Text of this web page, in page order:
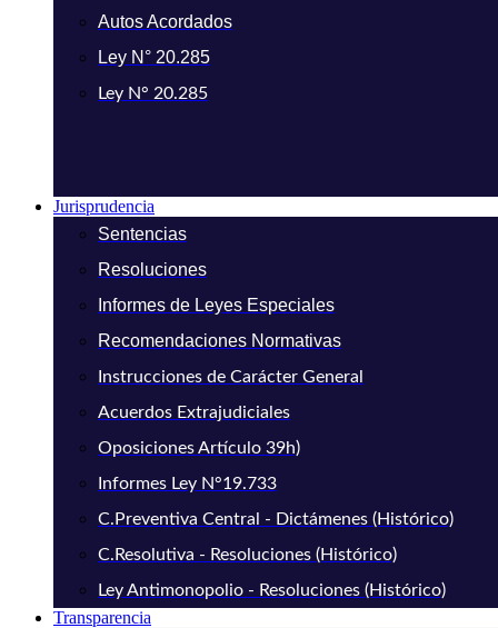
Autos Acordados
Ley N° 20.285
Ley N° 20.285
Jurisprudencia
Sentencias
Resoluciones
Informes de Leyes Especiales
Recomendaciones Normativas
Instrucciones de Carácter General
Acuerdos Extrajudiciales
Oposiciones Artículo 39h)
Informes Ley N°19.733
C.Preventiva Central - Dictámenes (Histórico)
C.Resolutiva - Resoluciones (Histórico)
Ley Antimonopolio - Resoluciones (Histórico)
Transparencia